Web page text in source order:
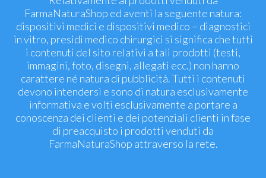
FarmaNaturaShop ed aventi la seguente natura:
dispositivi medici e dispositivi medico – diagnostici
in vitro, presidi medico chirurgici si significa che tutti
i contenuti del sito relativi a tali prodotti (testi,
immagini, foto, disegni, allegati ecc.) non hanno
carattere né natura di pubblicità. Tutti i contenuti
devono intendersi e sono di natura esclusivamente
informativa e volti esclusivamente a portare a
conoscenza dei clienti e dei potenziali clienti in fase
di preacquisto i prodotti venduti da
FarmaNaturaShop attraverso la rete.